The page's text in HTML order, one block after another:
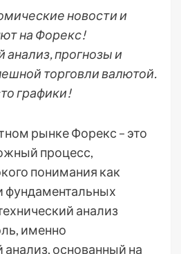
новости и
на Форекс!
прогнозы и
торговли валютой.
графики!
рынке Форекс – это
процесс,
понимания как
фундаментальных
анализ
именно
основанный на